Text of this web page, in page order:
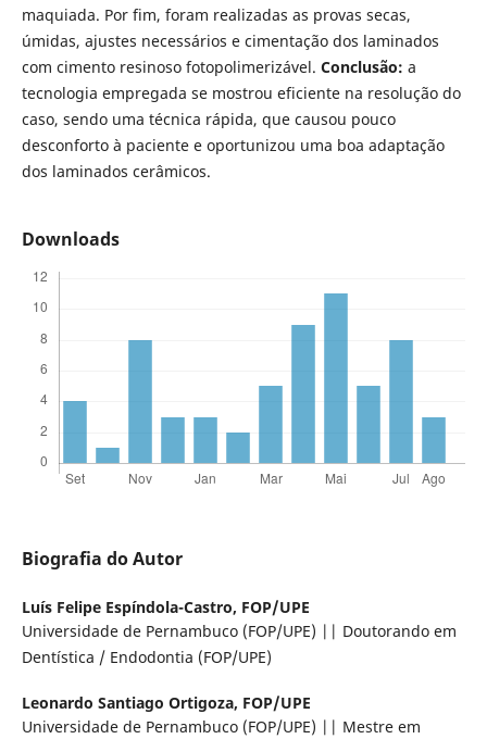
maquiada. Por fim, foram realizadas as provas secas,
úmidas, ajustes necessários e cimentação dos laminados
com cimento resinoso fotopolimerizável. Conclusão: a
tecnologia empregada se mostrou eficiente na resolução do
caso, sendo uma técnica rápida, que causou pouco
desconforto à paciente e oportunizou uma boa adaptação
dos laminados cerâmicos.
Downloads
Biografia do Autor
Luís Felipe Espíndola-Castro, FOP/UPE
Universidade de Pernambuco (FOP/UPE) || Doutorando em
Dentística / Endodontia (FOP/UPE)
Leonardo Santiago Ortigoza, FOP/UPE
Universidade de Pernambuco (FOP/UPE) || Mestre em